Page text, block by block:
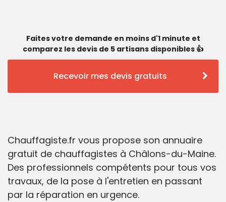
Faites votre demande en moins d'1 minute et
comparez les devis de 5 artisans disponibles 👍
Recevoir mes devis gratuits
Chauffagiste.fr vous propose son annuaire
gratuit de chauffagistes à Châlons-du-Maine.
Des professionnels compétents pour tous vos
travaux, de la pose à l'entretien en passant
par la réparation en urgence.